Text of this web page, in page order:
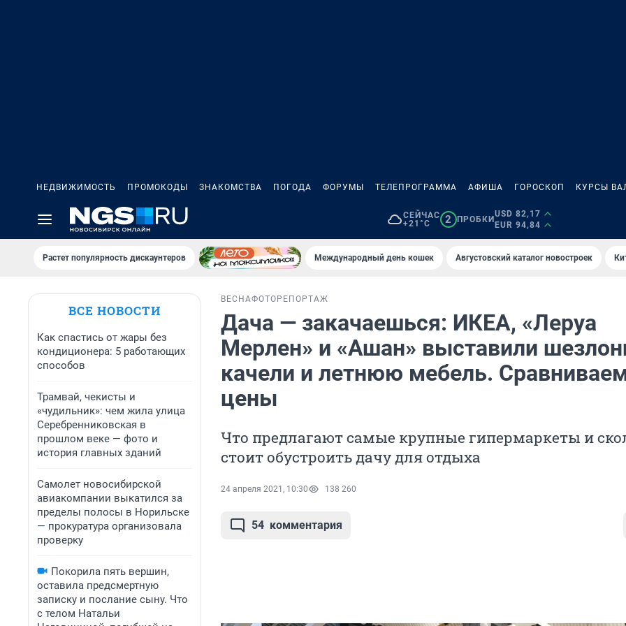
НЕДВИЖИМОСТЬ ПРОМОКОДЫ ЗНАКОМСТВА ПОГОДА ФОРУМЫ ТЕЛЕПРОГРАММА АФИША ГОРОСКОП КУРСЫ
СЕЙЧАС
+21°C
2 ПРОБКИ
USD 82,17
EUR 94,84
Растет популярность дискаунтеров Международный день кошек Августовский каталог новостроек
ВСЕ НОВОСТИ
Как спастись от жары без
кондиционера: 5 работающих
способов
Трамвай, чекисты и
«чудильник»: чем жила улица
Серебренниковская в
прошлом веке — фото и
история главных зданий
Самолет новосибирской
авиакомпании выкатился за
пределы полосы в Норильске
— прокуратура организовала
проверку
Покорила пять вершин,
оставила предсмертную
записку и послание сыну. Что
с телом Натальи
ВЕСНАФОТОРЕПОРТАЖ
Дача — закачаешься: ИКЕА, «Леруа
Мерлен» и «Ашан» выставили
качели и летнюю мебель.
цены
Что предлагают самые крупные гипермаркеты и
стоит обустроить дачу для отдыха
24 апреля 2021, 10:30 138 260
54 комментария